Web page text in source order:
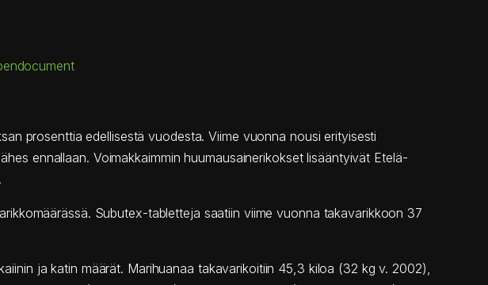
prosenttia edellisestä vuodesta. Viime vuonna nousi erityisesti
ennallaan. Voimakkaimmin huumausainerikokset lisääntyivät Etelä-
Subutex-tabletteja saatiin viime vuonna takavarikkoon 37
ja katin määrät. Marihuanaa takavarikoitiin 45,3 kiloa (32 kg v. 2002),